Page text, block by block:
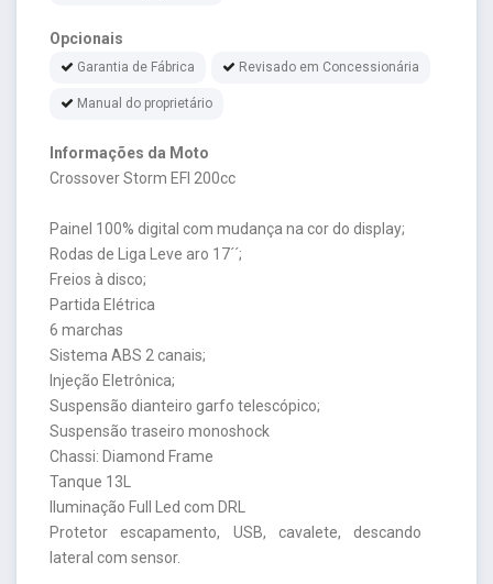
Opcionais
Garantia de Fábrica Revisado em Concessionária
Manual do proprietário
Informações da Moto
Crossover Storm EFI 200cc
Painel 100% digital com mudança na cor do display;
Rodas de Liga Leve aro 17´´;
Freios à disco;
Partida Elétrica
6 marchas
Sistema ABS 2 canais;
Injeção Eletrônica;
Suspensão dianteiro garfo telescópico;
Suspensão traseiro monoshock
Chassi: Diamond Frame
Tanque 13L
Iluminação Full Led com DRL
Protetor escapamento, USB, cavalete, descando
lateral com sensor.